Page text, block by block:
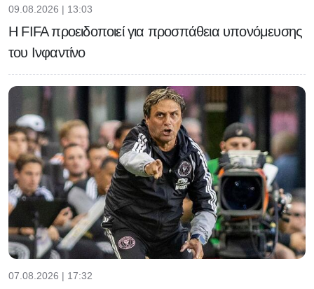
09.08.2026 | 13:03
Η FIFA προειδοποιεί για προσπάθεια υπονόμευσης
του Ινφαντίνο
07.08.2026 | 17:32